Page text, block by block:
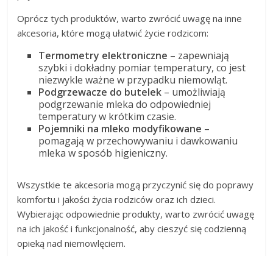
Oprócz tych produktów, warto zwrócić uwagę na inne
akcesoria, które mogą ułatwić życie rodzicom:
Termometry elektroniczne – zapewniają
szybki i dokładny pomiar temperatury, co jest
niezwykle ważne w przypadku niemowląt.
Podgrzewacze do butelek – umożliwiają
podgrzewanie mleka do odpowiedniej
temperatury w krótkim czasie.
Pojemniki na mleko modyfikowane –
pomagają w przechowywaniu i dawkowaniu
mleka w sposób higieniczny.
Wszystkie te akcesoria mogą przyczynić się do poprawy
komfortu i jakości życia rodziców oraz ich dzieci.
Wybierając odpowiednie produkty, warto zwrócić uwagę
na ich jakość i funkcjonalność, aby cieszyć się codzienną
opieką nad niemowlęciem.